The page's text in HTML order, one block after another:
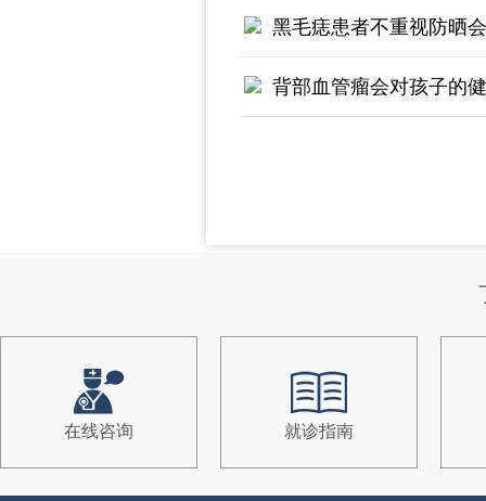
黑毛痣患者不重视防晒
背部血管瘤会对孩子的
在线咨询 就诊指南